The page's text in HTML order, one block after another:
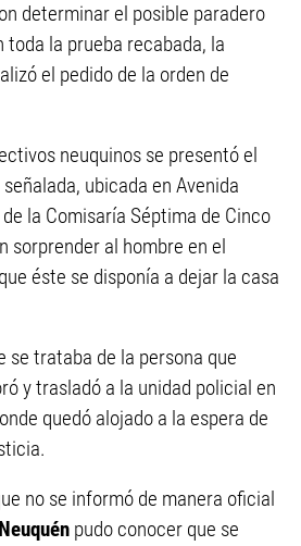
determinar el posible paradero
toda la prueba recabada, la
el pedido de la orden de
neuquinos se presentó el
ubicada en Avenida
la Comisaría Séptima de Cinco
sorprender al hombre en el
éste se disponía a dejar la casa
se trataba de la persona que
y trasladó a la unidad policial en
quedó alojado a la espera de
no se informó de manera oficial
pudo conocer que se